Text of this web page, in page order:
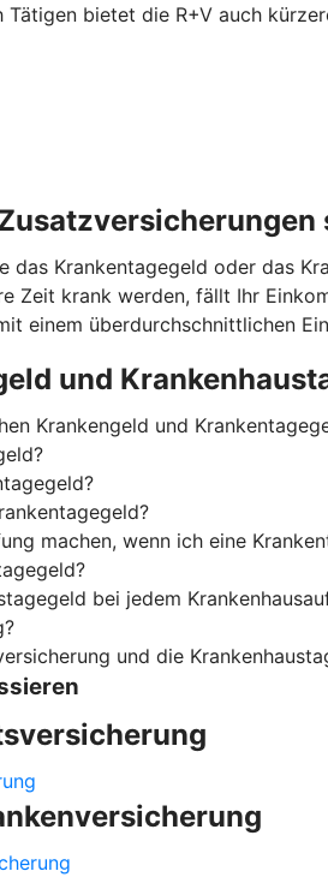
bietet die R+V auch
das Krankentagegeld oder das
Zeit krank werden, fällt Ihr
einem überdurchschnittlichen
und
Krankengeld und
machen, wenn ich eine
bei jedem
und die